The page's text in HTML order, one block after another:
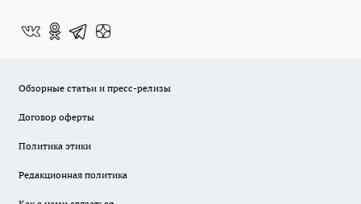
Обзорные статьи и пресс-релизы
Договор оферты
Политика этики
Редакционная политика